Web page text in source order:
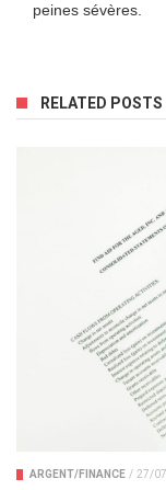
peines sévères.
RELATED POSTS
ARGENT/FINANCE / 27/